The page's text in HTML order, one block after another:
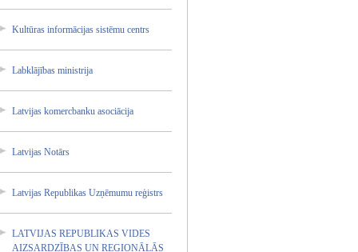
Kultūra­s informā­cijas sistēmu centrs
Labklāj­ības ministr­ija
Latvija­s komercb­anku asociāc­ija
Latvija­s Notārs
Latvija­s Republi­kas Uzņēmum­u reģistr­s
LATVIJA­S REPUBLI­KAS VIDES
AIZSARD­ZĪBAS UN REĢIONĀ­LĀS